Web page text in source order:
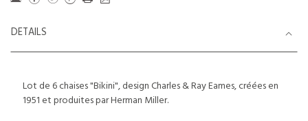
DETAILS
Lot de 6 chaises "Bikini", design Charles & Ray Eames, créées en
1951 et produites par Herman Miller.